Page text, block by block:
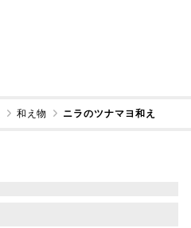
和え物 ニラのツナマヨ和え